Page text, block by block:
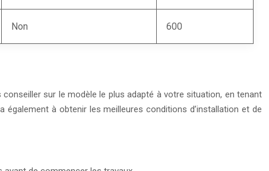
Non 600
sur le modèle le plus adapté à votre situation, en tenant
à obtenir les meilleures conditions d’installation et de